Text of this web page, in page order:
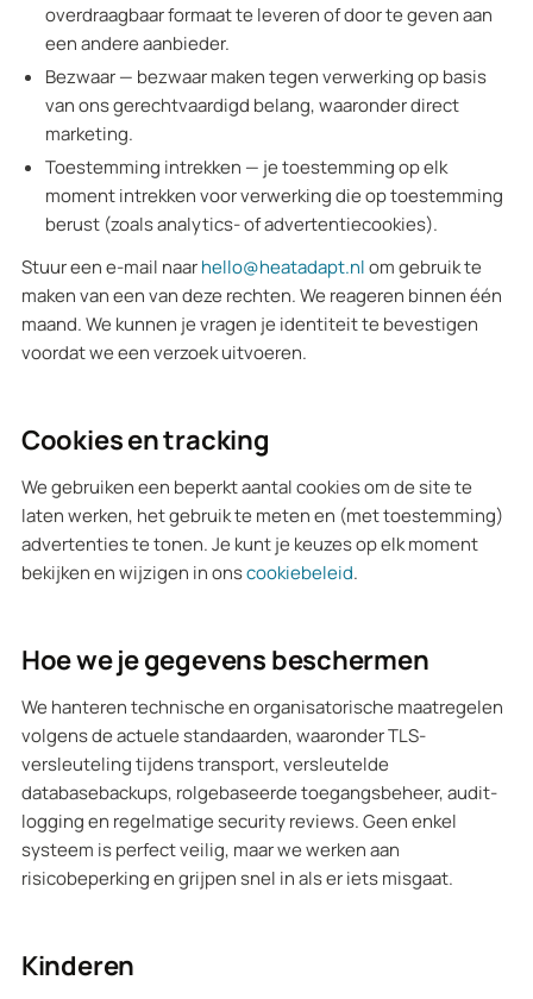
overdraagbaar formaat te leveren of door te geven aan
een andere aanbieder.
Bezwaar — bezwaar maken tegen verwerking op basis
van ons gerechtvaardigd belang, waaronder direct
marketing.
Toestemming intrekken — je toestemming op elk
moment intrekken voor verwerking die op toestemming
berust (zoals analytics- of advertentiecookies).
Stuur een e-mail naarhello@heatadapt.nlom gebruik te
maken van een van deze rechten. We reageren binnen één
maand. We kunnen je vragen je identiteit te bevestigen
voordat we een verzoek uitvoeren.
Cookies en tracking
We gebruiken een beperkt aantal cookies om de site te
laten werken, het gebruik te meten en (met toestemming)
advertenties te tonen. Je kunt je keuzes op elk moment
bekijken en wijzigen in onscookiebeleid.
Hoe we je gegevens beschermen
We hanteren technische en organisatorische maatregelen
volgens de actuele standaarden, waaronder TLS-
versleuteling tijdens transport, versleutelde
databasebackups, rolgebaseerde toegangsbeheer, audit-
logging en regelmatige security reviews. Geen enkel
systeem is perfect veilig, maar we werken aan
risicobeperking en grijpen snel in als er iets misgaat.
Kinderen